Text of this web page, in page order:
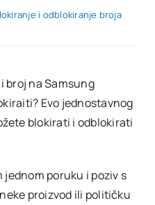
i odblokiranje broja
broj na Samsung
Evo jednostavnog
blokirati i odblokirati
jednom poruku i poziv s
proizvod ili političku